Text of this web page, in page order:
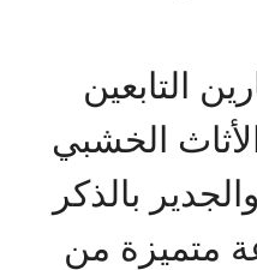
التابعين
الخشبي
بالذكر
متميزة من